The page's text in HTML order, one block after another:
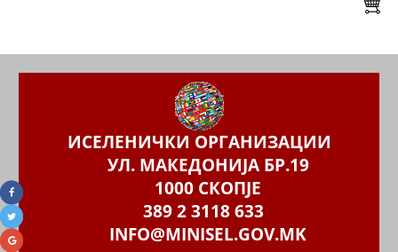
ИСЕЛЕНИЧКИ ОРГАНИЗАЦИИ
УЛ. МАКЕДОНИЈА БР.19
1000 СКОПЈЕ
389 2 3118 633
INFO@MINISEL.GOV.MK